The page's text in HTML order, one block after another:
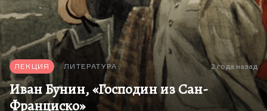
ЛЕКЦИЯ ЛИТЕРАТУРА 2 года назад
Иван Бунин, «Господин из Сан-
Франциско»